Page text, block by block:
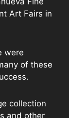
Art Fairs in
were
of these
collection
and other